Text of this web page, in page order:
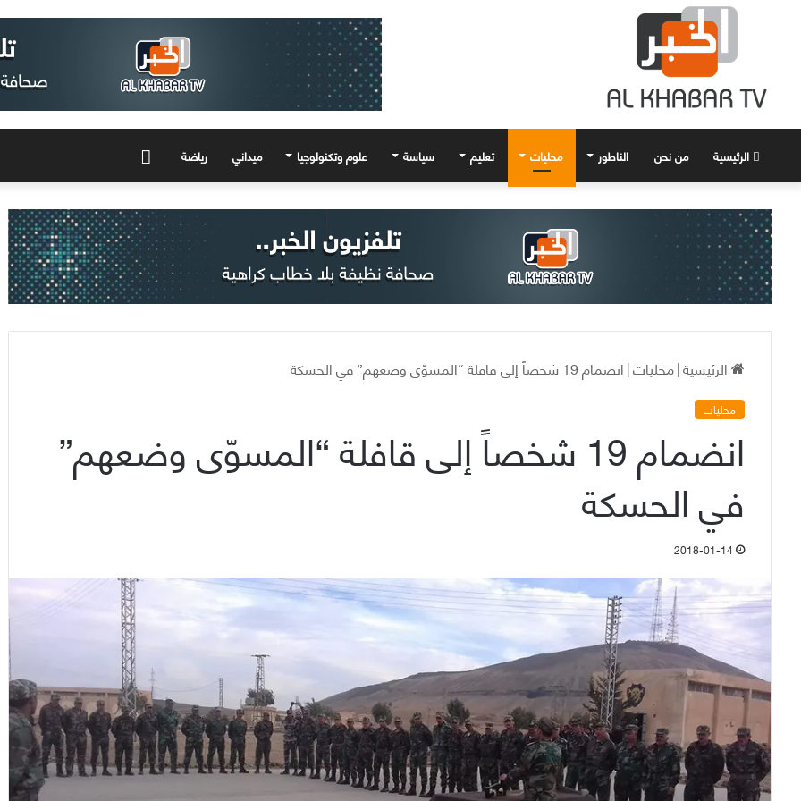
الرئيسية من نحن الناطور محليات تعليم سياسة علوم وتكنولوجيا ميداني رياضة
الرئيسية|محليات|انضمام 19 شخصاً إلى قافلة “المسوّى وضعهم” في الحسكة
محليات
انضمام 19 شخصاً إلى قافلة “المسوّى وضعهم”
في الحسكة
2018-01-14